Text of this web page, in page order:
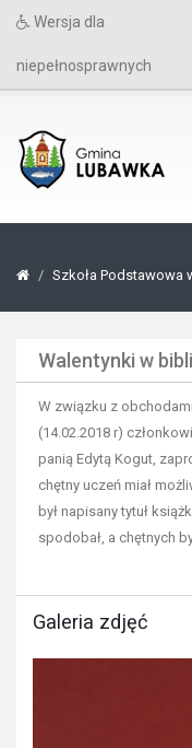
Wersja dla
niepełnosprawnych
Szkoła Podstawowa
Walentynki w
W związku z
(14.02.2018 r)
panią Edytą Kogut,
chętny uczeń miał
był napisany tytuł
spodobał, a chętnych
Galeria zdjęć